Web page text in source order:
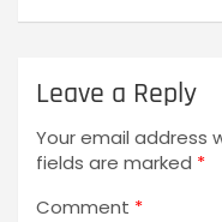
Leave a Reply
Your email address
fields are marked *
Comment *